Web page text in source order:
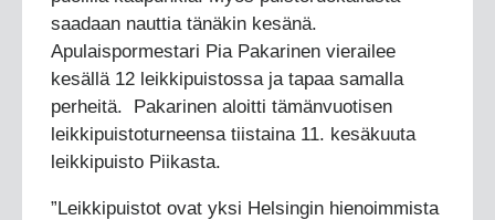
saadaan nauttia tänäkin kesänä.
Apulaispormestari Pia Pakarinen vierailee
kesällä 12 leikkipuistossa ja tapaa samalla
perheitä. Pakarinen aloitti tämänvuotisen
leikkipuistoturneensa tiistaina 11. kesäkuuta
leikkipuisto Piikasta.
”Leikkipuistot ovat yksi Helsingin hienoimmista